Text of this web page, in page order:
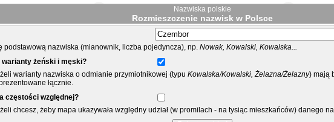
Nazwiska polskie
Rozmieszczenie nazwisk w Polsce
podstawową nazwiska (mianownik, liczba pojedyncza), np. Nowak, Kowalski, Kowalska...
warianty żeński i męski?
warianty nazwiska o odmianie przymiotnikowej (typu Kowalska/Kowalski, Żelazna/Żelazny) mają
łącznie.
częstości względnej?
chcesz, żeby mapa ukazywała względny udział (w promilach - na tysiąc mieszkańców) danego